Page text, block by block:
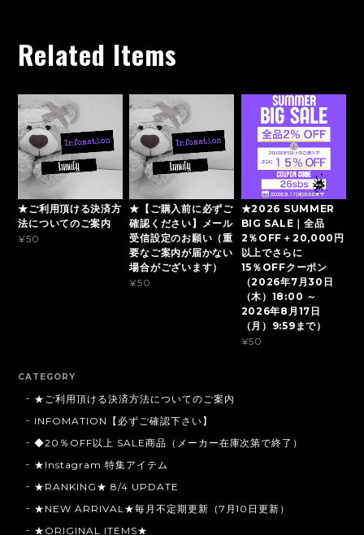
Related Items
★ご利用頂ける決済方
法についてのご案内
¥50
★【ご購入前に必ずご
確認ください】メール
受信設定のお願い（重
要なご案内が届かない
場合がございます）
¥50
★2026 SUMMER
BIG SALE｜全品
2％OFF＋20,000円
以上でさらに
15％OFFクーポン
（2026年7月30日
（木）18:00 ～
2026年8月17日
（月）9:59まで）
¥50
CATEGORY
★ご利用頂ける決済方法についてのご案内
INFOMATION【必ずご確認下さい】
◆20％OFF以上 SALE商品（メーカー在庫次第で終了）
★Instagram 特集アイテム
★RANKING★ 8/4 UPDATE
★NEW ARRIVAL★毎月不定期更新（7月10日更新）
★ORIGINAL ITEMS★